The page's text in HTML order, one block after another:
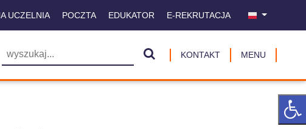
UCZELNIA POCZTA EDUKATOR E-REKRUTACJA
KONTAKT MENU